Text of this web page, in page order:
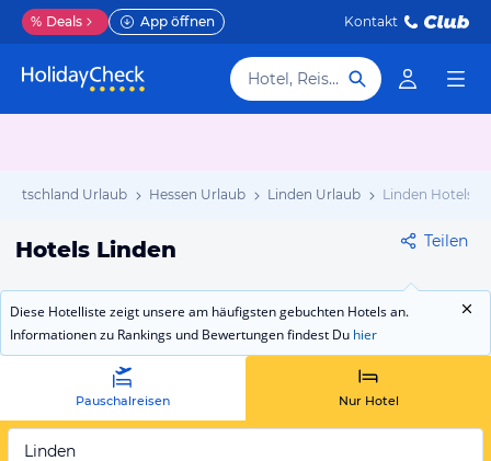
% Deals App öffnen Kontakt
Hotel, Reiseziel
Urlaub Hessen Urlaub Linden Urlaub Linden Hotels
Hotels Linden Teilen
Diese Hotelliste zeigt unsere am häufigsten gebuchten Hotels an.
Informationen zu Rankings und Bewertungen findest Du hier
Pauschalreisen Nur Hotel
Linden